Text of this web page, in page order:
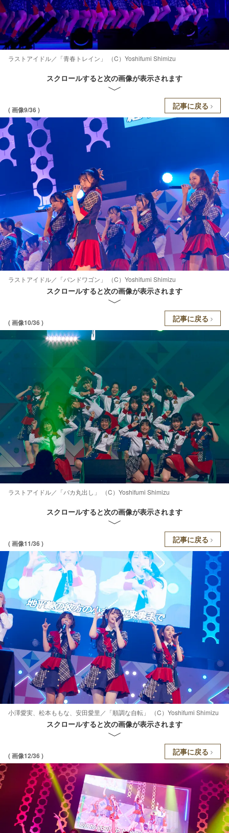
ラストアイドル／「青春トレイン」 （C）Yoshifumi Shimizu
スクロールすると次の画像が表示されます
( 画像9/36 ) 記事に戻る
ラストアイドル／「バンドワゴン」 （C）Yoshifumi Shimizu
スクロールすると次の画像が表示されます
( 画像10/36 ) 記事に戻る
ラストアイドル／「バカ丸出し」 （C）Yoshifumi Shimizu
スクロールすると次の画像が表示されます
( 画像11/36 ) 記事に戻る
小澤愛実、松本ももな、安田愛里／「順調な自転」 （C）Yoshifumi Shimizu
スクロールすると次の画像が表示されます
( 画像12/36 ) 記事に戻る